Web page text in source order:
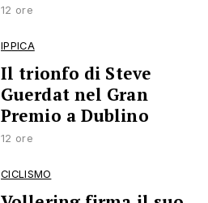
12 ore
IPPICA
Il trionfo di Steve
Guerdat nel Gran
Premio a Dublino
12 ore
CICLISMO